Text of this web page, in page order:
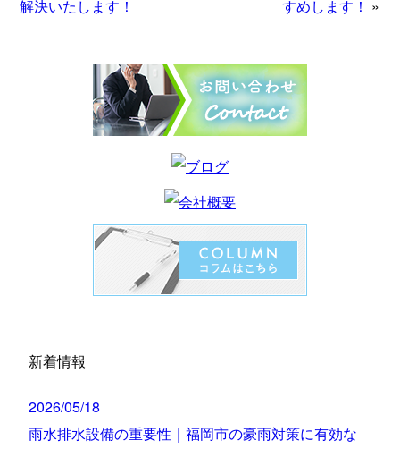
解決いたします！ すめします！ »
新着情報
2026/05/18
雨水排水設備の重要性｜福岡市の豪雨対策に有効な